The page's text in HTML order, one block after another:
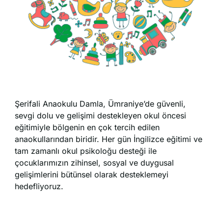
Şerifali Anaokulu Damla, Ümraniye’de güvenli,
sevgi dolu ve gelişimi destekleyen okul öncesi
eğitimiyle bölgenin en çok tercih edilen
anaokullarından biridir. Her gün İngilizce eğitimi ve
tam zamanlı okul psikoloğu desteği ile
çocuklarımızın zihinsel, sosyal ve duygusal
gelişimlerini bütünsel olarak desteklemeyi
hedefliyoruz.